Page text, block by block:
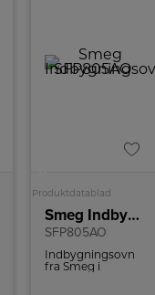
Produktdatablad
Smeg Indbygningsovn
SFP805AO
Indbygningsovn
fra Smeg i